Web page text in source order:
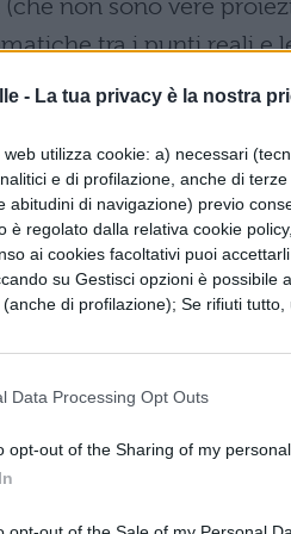
- La tua privacy è la nostra
utilizza cookie: a) necessari
e di profilazione, anche di
abitudini di navigazione) previo
è regolato dalla relativa cookie policy,
ai cookies facoltativi puoi
su Gestisci opzioni è possibile
di profilazione); Se rifiuti
Data Processing Opt Outs
opt-out of the Sharing of my personal
non sono vere
tra i punti reali e
piano di una proiezione
che partono dal
al piano di
di una parte
che la avvolge).
al crescere della
convenzionali:la
di Mercatore) è
all’equatore ma a